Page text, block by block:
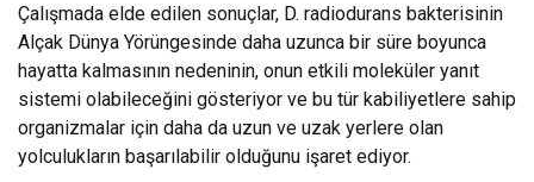
Çalışmada elde edilen sonuçlar, D. radiodurans bakterisinin
Alçak Dünya Yörüngesinde daha uzunca bir süre boyunca
hayatta kalmasının nedeninin, onun etkili moleküler yanıt
sistemi olabileceğini gösteriyor ve bu tür kabiliyetlere sahip
organizmalar için daha da uzun ve uzak yerlere olan
yolculukların başarılabilir olduğunu işaret ediyor.